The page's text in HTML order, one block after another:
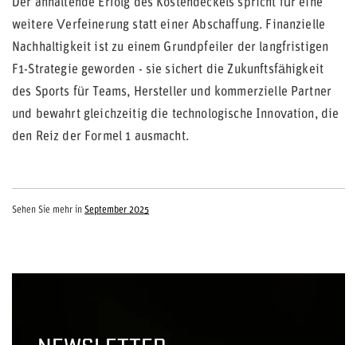
Der anhaltende Erfolg des Kostendeckels spricht für eine
weitere Verfeinerung statt einer Abschaffung. Finanzielle
Nachhaltigkeit ist zu einem Grundpfeiler der langfristigen
F1-Strategie geworden - sie sichert die Zukunftsfähigkeit
des Sports für Teams, Hersteller und kommerzielle Partner
und bewahrt gleichzeitig die technologische Innovation, die
den Reiz der Formel 1 ausmacht.
Sehen Sie mehr in September 2025